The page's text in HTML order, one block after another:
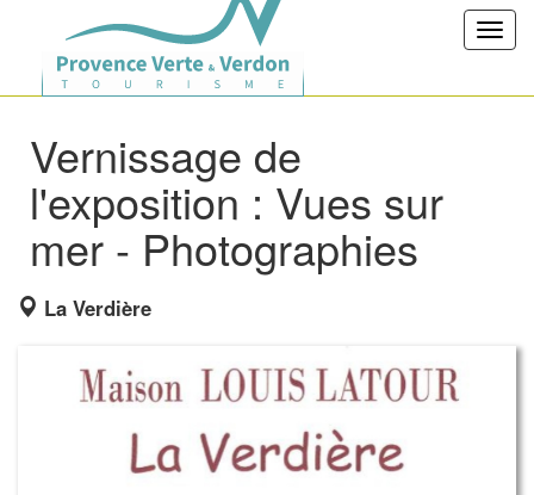
Vernissage de
l'exposition : Vues sur
mer - Photographies
La Verdière